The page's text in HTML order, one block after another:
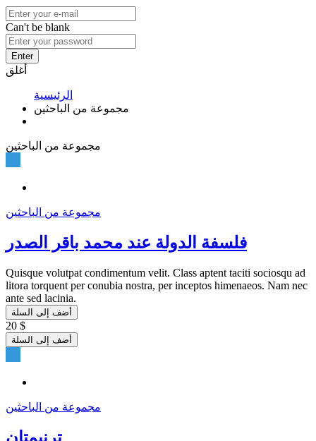
Can't be blank
Enter
أغلق
الرئيسية
مجموعة من الباحثين
مجموعة من الباحثين
مجموعة من الباحثين
فلسفة الدولة عند محمد باقر الصدر
Quisque volutpat condimentum velit. Class aptent taciti sociosqu ad
litora torquent per conubia nostra, per inceptos himenaeos. Nam nec
ante sed lacinia.
أضف إلى السلة
20 $
أضف إلى السلة
مجموعة من الباحثين